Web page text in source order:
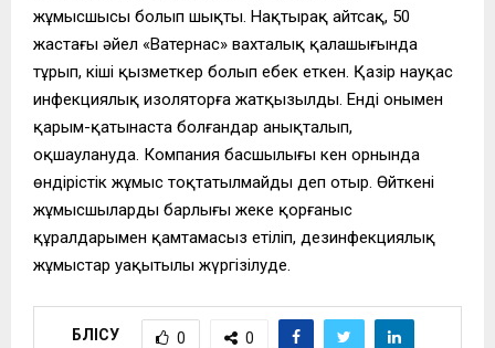
жұмысшысы болып шықты. Нақтырақ айтсақ, 50
жастағы әйел «Ватернас» вахталық қалашығында
тұрып, кіші қызметкер болып еңбек еткен. Қазір науқас
инфекциялық изоляторға жатқызылды. Енді онымен
қарым-қатынаста болғандар анықталып,
оқшаулануда. Компания басшылығы кен орнында
өндірістік жұмыс тоқтатылмайды деп отыр. Өйткені
жұмысшылардың барлығы жеке қорғаныс
құралдарымен қамтамасыз етіліп, дезинфекциялық
жұмыстар уақытылы жүргізілуде.
БӨЛІСУ 0 0